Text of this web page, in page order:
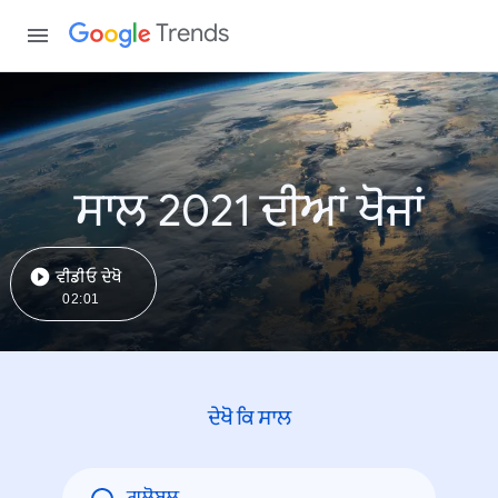
Trends
ਸਾਲ 2021 ਦੀਆਂ ਖੋਜਾਂ
ਵੀਡੀਓ ਦੇਖੋ
02:01
ਦੇਖੋ ਕਿ ਸਾਲ